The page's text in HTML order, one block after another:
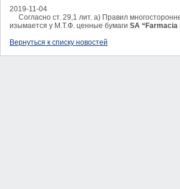
2019-11-04
Согласно ст. 29,1 лит. а) Правил
изымается у М.Т.Ф. ценные бумаги SA “Farmacia
Вернуться к списку новостей